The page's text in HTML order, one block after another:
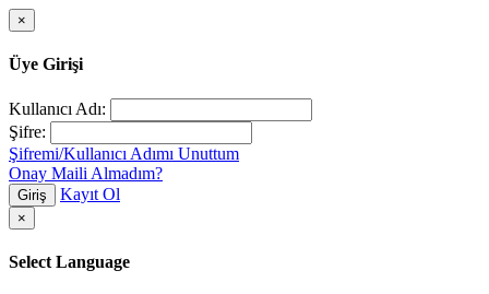
×
Üye Girişi
Kullanıcı Adı:
Şifre:
Şifremi/Kullanıcı Adımı Unuttum
Onay Maili Almadım?
Giriş Kayıt Ol
×
Select Language